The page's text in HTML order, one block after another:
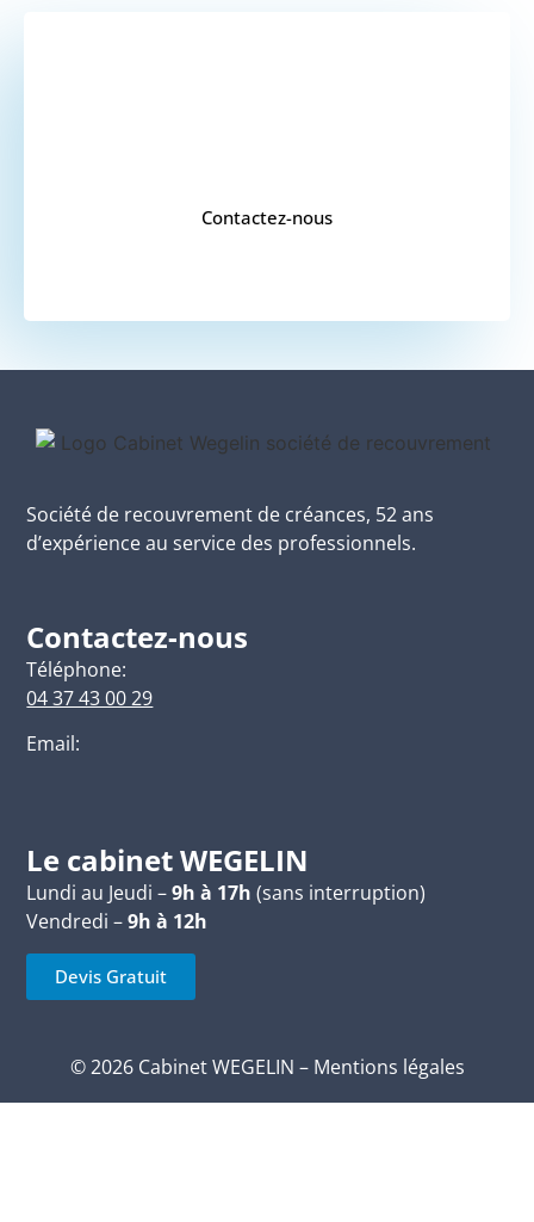
Contactez-nous
Société de recouvrement de créances, 52 ans
d’expérience au service des professionnels.
Contactez-nous
Téléphone:
04 37 43 00 29
Email:
Le cabinet WEGELIN
Lundi au Jeudi –9h à 17h (sans interruption)
Vendredi –9h à 12h
Devis Gratuit
© 2026 Cabinet WEGELIN – Mentions légales